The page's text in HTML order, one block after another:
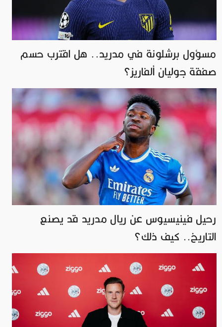
مسؤول برشلونة في مدريد.. هل اقترب حسم
صفقة جوليان ألفاريز؟
رحيل فينيسيوس عن ريال مدريد قد يصنع
التاريخ.. كيف ذلك؟